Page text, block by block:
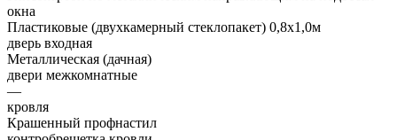
окна
Пластиковые (двухкамерный стеклопакет) 0,8х1,0м
дверь входная
Металлическая (дачная)
двери межкомнатные
—
кровля
Крашенный профнастил